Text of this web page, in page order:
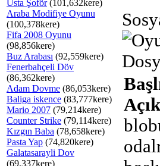
Usta Şoför(101,632kere)
Araba Modifiye Oyunu
(100,378kere)
Fifa 2008 Oyunu
(98,856kere)
Buz Arabası (92,559kere)
Fenerbahçeli Döv
(86,362kere)
Adam Dovme (86,053kere)
Baliga iskence (83,777kere)
Mario 2007 (79,214kere)
Counter Strike (79,114kere)
Kızgın Baba (78,658kere)
Pasta Yap (74,820kere)
Galatasarayli Dov
(69,337kere)